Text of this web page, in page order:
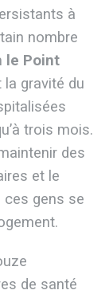
à
nombre
le Point
la gravité du
trois mois.
des
et le
ces gens se
de santé